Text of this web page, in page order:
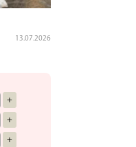
13.07.2026
+
+
+